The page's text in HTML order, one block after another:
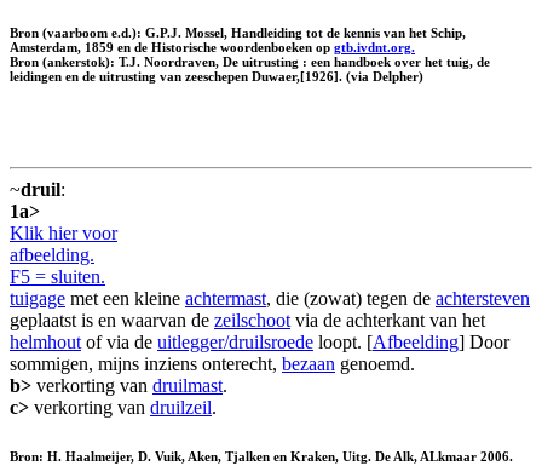
Bron (vaarboom e.d.): G.P.J. Mossel, Handleiding tot de kennis van het Schip,
Amsterdam, 1859 en de Historische woordenboeken op gtb.ivdnt.org.
Bron (ankerstok): T.J. Noordraven, De uitrusting : een handboek over het tuig, de
leidingen en de uitrusting van zeeschepen Duwaer,[1926]. (via Delpher)
~druil:
1a>
Klik hier voor
afbeelding.
F5 = sluiten.
tuigage met een kleine achtermast, die (zowat) tegen de achtersteven
geplaatst is en waarvan de zeilschoot via de achterkant van het
helmhout of via de uitlegger/druilsroede loopt. [Afbeelding] Door
sommigen, mijns inziens onterecht, bezaan genoemd.
b> verkorting van druilmast.
c> verkorting van druilzeil.
Bron: H. Haalmeijer, D. Vuik, Aken, Tjalken en Kraken, Uitg. De Alk, ALkmaar 2006.